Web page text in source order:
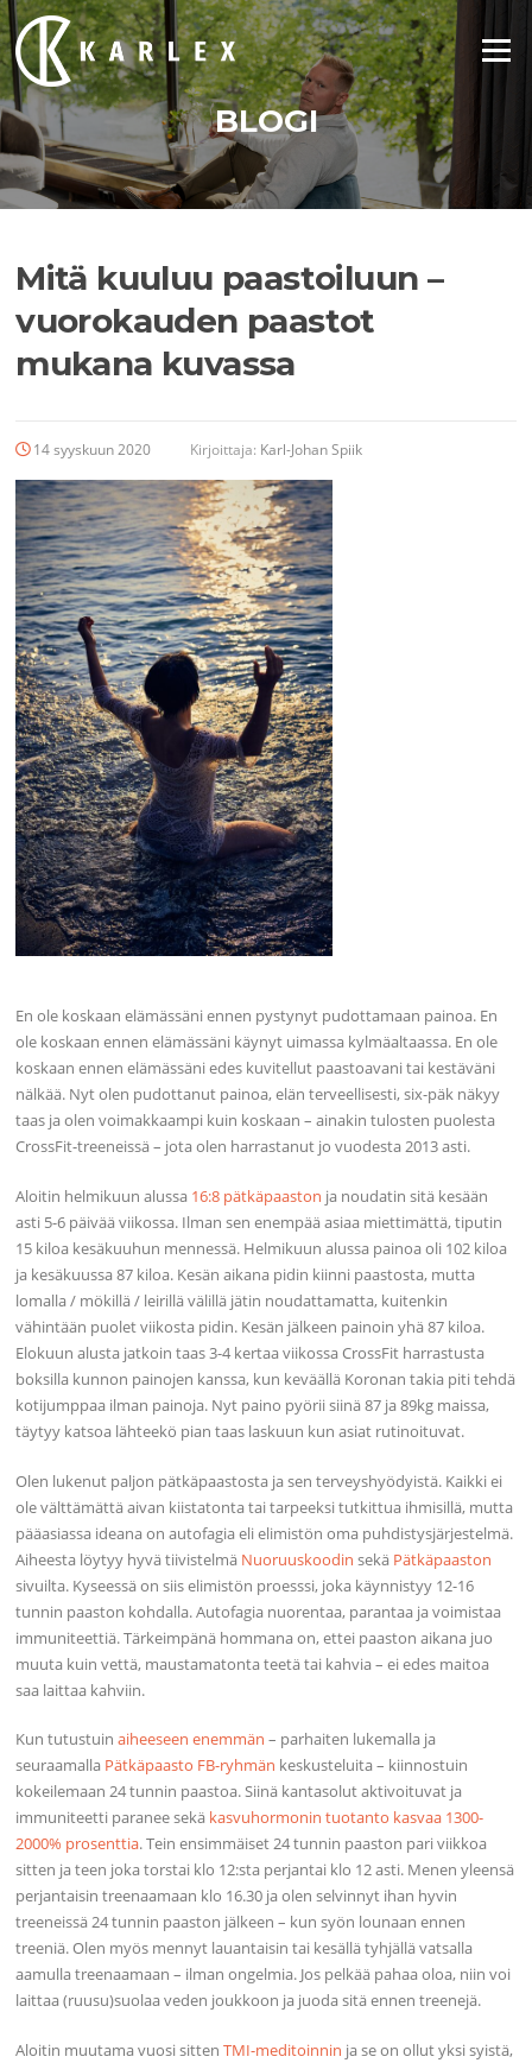
Siirry
suoraan
sisältöön
Valikko
BLOGI
Mitä kuuluu paastoiluun –
vuorokauden paastot
mukana kuvassa
14 syyskuun 2020 Kirjoittaja: Karl-Johan Spiik
En ole koskaan elämässäni ennen pystynyt pudottamaan painoa. En
ole koskaan ennen elämässäni käynyt uimassa kylmäaltaassa. En ole
koskaan ennen elämässäni edes kuvitellut paastoavani tai kestäväni
nälkää. Nyt olen pudottanut painoa, elän terveellisesti, six-päk näkyy
taas ja olen voimakkaampi kuin koskaan – ainakin tulosten puolesta
CrossFit-treeneissä – jota olen harrastanut jo vuodesta 2013 asti.
Aloitin helmikuun alussa 16:8 pätkäpaaston ja noudatin sitä kesään
asti 5-6 päivää viikossa. Ilman sen enempää asiaa miettimättä, tiputin
15 kiloa kesäkuuhun mennessä. Helmikuun alussa painoa oli 102 kiloa
ja kesäkuussa 87 kiloa. Kesän aikana pidin kiinni paastosta, mutta
lomalla / mökillä / leirillä välillä jätin noudattamatta, kuitenkin
vähintään puolet viikosta pidin. Kesän jälkeen painoin yhä 87 kiloa.
Elokuun alusta jatkoin taas 3-4 kertaa viikossa CrossFit harrastusta
boksilla kunnon painojen kanssa, kun keväällä Koronan takia piti tehdä
kotijumppaa ilman painoja. Nyt paino pyörii siinä 87 ja 89kg maissa,
täytyy katsoa lähteekö pian taas laskuun kun asiat rutinoituvat.
Olen lukenut paljon pätkäpaastosta ja sen terveyshyödyistä. Kaikki ei
ole välttämättä aivan kiistatonta tai tarpeeksi tutkittua ihmisillä, mutta
pääasiassa ideana on autofagia eli elimistön oma puhdistysjärjestelmä.
Aiheesta löytyy hyvä tiivistelmä Nuoruuskoodin sekä Pätkäpaaston
sivuilta. Kyseessä on siis elimistön proesssi, joka käynnistyy 12-16
tunnin paaston kohdalla. Autofagia nuorentaa, parantaa ja voimistaa
immuniteettiä. Tärkeimpänä hommana on, ettei paaston aikana juo
muuta kuin vettä, maustamatonta teetä tai kahvia – ei edes maitoa
saa laittaa kahviin.
Kun tutustuinaiheeseen enemmän – parhaiten lukemalla ja
seuraamalla Pätkäpaasto FB-ryhmän keskusteluita – kiinnostuin
kokeilemaan 24 tunnin paastoa. Siinä kantasolut aktivoituvat ja
immuniteetti paranee sekä kasvuhormonin tuotanto kasvaa 1300-
2000% prosenttia. Tein ensimmäiset 24 tunnin paaston pari viikkoa
sitten ja teen joka torstai klo 12:sta perjantai klo 12 asti. Menen yleensä
perjantaisin treenaamaan klo 16.30 ja olen selvinnyt ihan hyvin
treeneissä 24 tunnin paaston jälkeen – kun syön lounaan ennen
treeniä. Olen myös mennyt lauantaisin tai kesällä tyhjällä vatsalla
aamulla treenaamaan – ilman ongelmia. Jos pelkää pahaa oloa, niin voi
laittaa (ruusu)suolaa veden joukkoon ja juoda sitä ennen treenejä.
Aloitin muutama vuosi sittenTMI-meditoinnin ja se on ollut yksi syistä,